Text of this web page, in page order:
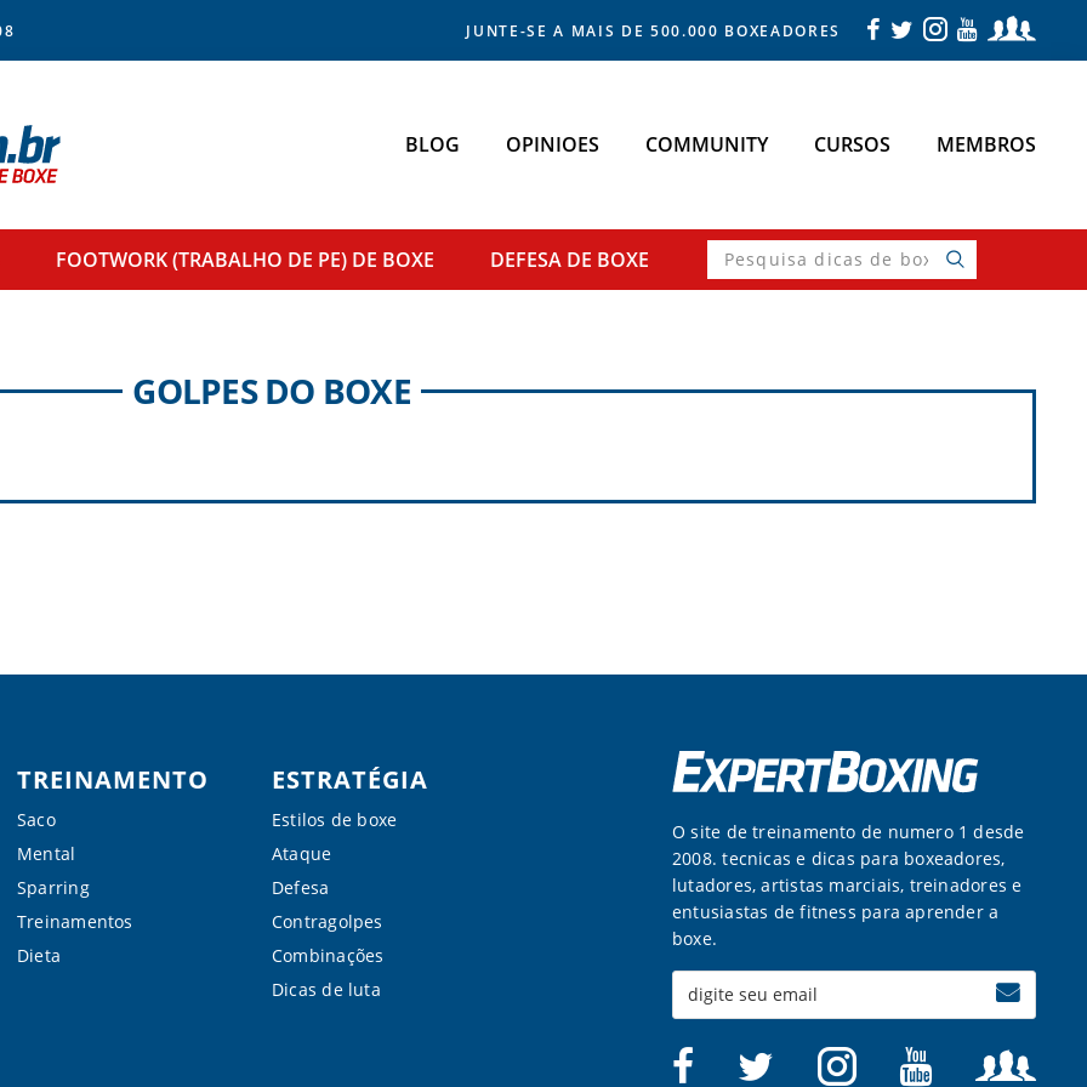
JUNTE-SE A MAIS DE 500.000 BOXEADORES
BLOG OPINIOES COMMUNITY CURSOS MEMBROS
FOOTWORK(TRABALHO DE PE) DE BOXE DEFESA DE BOXE Pesquisa
dicas
de
boxe
GOLPES DO BOXE
TREINAMENTO
Saco
Mental
Sparring
Treinamentos
Dieta
ESTRATÉGIA
Estilos de boxe
Ataque
Defesa
Contragolpes
Combinações
Dicas de luta
O site de treinamento de numero 1 desde
2008. tecnicas e dicas para boxeadores,
lutadores, artistas marciais, treinadores e
entusiastas de fitness para aprender a
boxe.
your